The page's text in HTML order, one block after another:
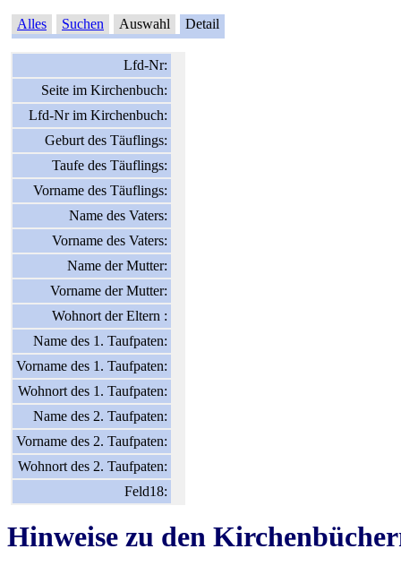
Alles Suchen Auswahl Detail
Lfd-Nr:
Seite im Kirchenbuch:
Lfd-Nr im Kirchenbuch:
Geburt des Täuflings:
Taufe des Täuflings:
Vorname des Täuflings:
Name des Vaters:
Vorname des Vaters:
Name der Mutter:
Vorname der Mutter:
Wohnort der Eltern :
Name des 1. Taufpaten:
Vorname des 1. Taufpaten:
Wohnort des 1. Taufpaten:
Name des 2. Taufpaten:
Vorname des 2. Taufpaten:
Wohnort des 2. Taufpaten:
Feld18:
Hinweise zu den